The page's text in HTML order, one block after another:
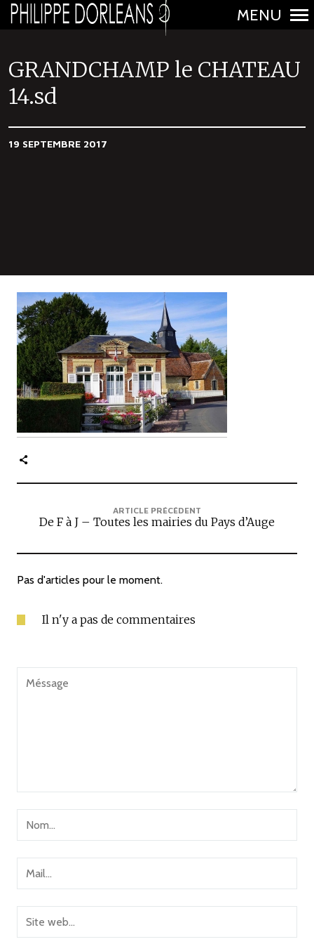
a
v
g
r
i
n
c
i
p
a
l
e
MENU
GRANDCHAMP le CHATEAU
14.sd
19 SEPTEMBRE 2017
ARTICLE PRÉCÉDENT
De F à J – Toutes les mairies du Pays d’Auge
Pas d'articles pour le moment.
Il n'y a pas de commentaires